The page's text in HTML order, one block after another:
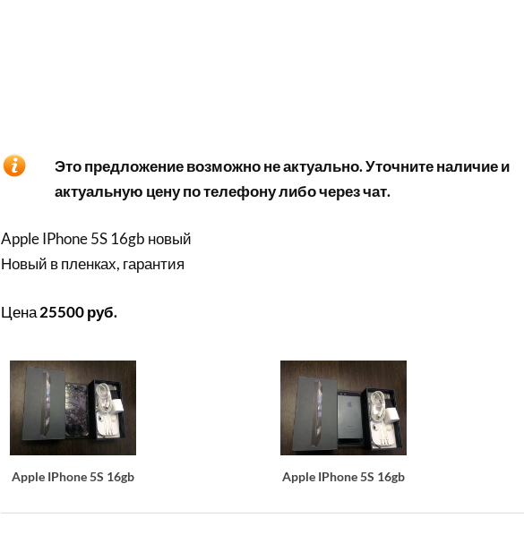
Это предложение возможно не актуально. Уточните наличие и
актуальную цену по телефону либо через чат.
Apple IPhone 5S 16gb новый
Новый в пленках, гарантия
Цена25500 руб.
Apple IPhone 5S 16gb Apple IPhone 5S 16gb